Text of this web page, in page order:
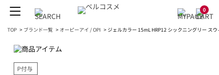
0
TOP > ブランド一覧 > オーピーアイ / OPI > ジェルカラー 15mL HRP12 シックニングリー ス
P付与